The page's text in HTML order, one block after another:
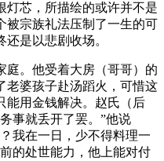
灯芯，所描绘的或许并不是
被宗族礼法压制了一生的可
是以悲剧收场。
庭。他受着大房（哥哥）的
老婆孩子赴汤蹈火，可惜这
能用金钱解决。赵氏（后
事就丢开了罢。”他说
我在一日，少不得料理一
的处世能力，他上能对付